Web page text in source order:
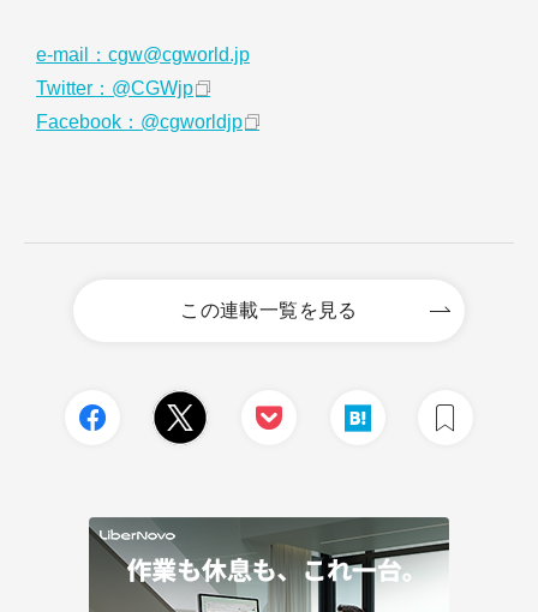
e-mail：cgw@cgworld.jp
Twitter：@CGWjp
Facebook：@cgworldjp
この連載一覧を見る